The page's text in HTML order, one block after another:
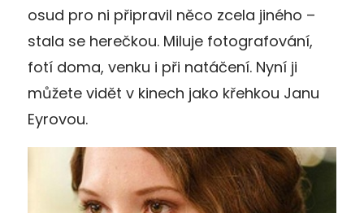
osud pro ni připravil něco zcela jiného –
stala se herečkou. Miluje fotografování,
fotí doma, venku i při natáčení. Nyní ji
můžete vidět v kinech jako křehkou Janu
Eyrovou.